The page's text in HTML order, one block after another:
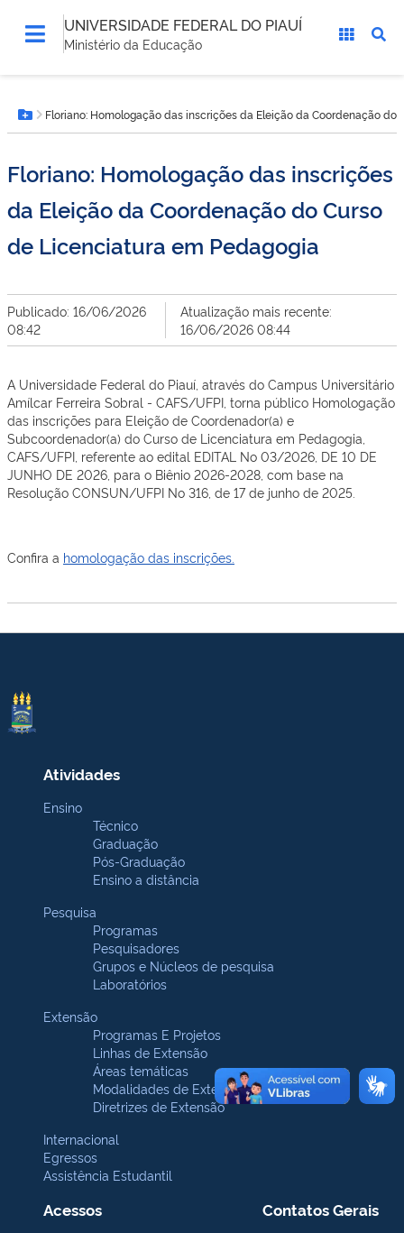
UNIVERSIDADE FEDERAL DO PIAUÍ
Ministério da Educação
está
aqui:Botão Menu
Floriano: Homologação das inscrições da Eleição da Coordenação do
Floriano: Homologação das inscrições
da Eleição da Coordenação do Curso
de Licenciatura em Pedagogia
Publicado: 16/06/2026
08:42
Atualização mais recente:
16/06/2026 08:44
A Universidade Federal do Piauí, através do Campus Universitário
Amílcar Ferreira Sobral - CAFS/UFPI, torna público Homologação
das inscrições para Eleição de Coordenador(a) e
Subcoordenador(a) do Curso de Licenciatura em Pedagogia,
CAFS/UFPI, referente ao edital EDITAL No 03/2026, DE 10 DE
JUNHO DE 2026, para o Biênio 2026-2028, com base na
Resolução CONSUN/UFPI No 316, de 17 de junho de 2025.
Confira a homologação das inscrições.
Atividades
Ensino
Técnico
Graduação
Pós-Graduação
Ensino a distância
Pesquisa
Programas
Pesquisadores
Grupos e Núcleos de pesquisa
Laboratórios
Extensão
Programas E Projetos
Linhas de Extensão
Áreas temáticas
Modalidades de Extensão
Diretrizes de Extensão
Internacional
Egressos
Assistência Estudantil
Acessos Contatos Gerais